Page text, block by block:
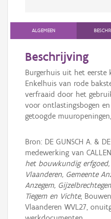
ALGEMEEN
Beschrijving
Burgerhuis uit het eerste
Enkelhuis van rode
verfraaid door het
voor ontlastingsbogen
getoogde
Bron: DE GUNSCH A. &
medewerking van
het bouwkundig erfgoed,
Vlaanderen, Gemeente
Anzegem,
Tiegem en Vichte,
Vlaanderen WVL27,